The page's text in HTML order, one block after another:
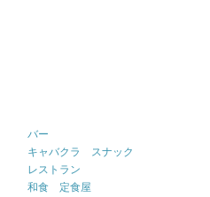
バー
キャバクラ スナック
レストラン
和食 定食屋